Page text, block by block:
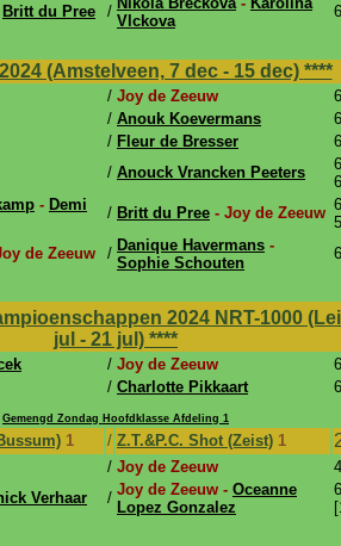
Britt du Pree /
Vlckova
(Amstelveen, 7 dec - 15 dec) ****
/ Joy de Zeeuw
/ Anouk Koevermans
/ Fleur de Bresser
/ Anouck Vrancken Peeters
- Demi
/ Britt du Pree - Joy de Zeeuw
de Zeeuw / Danique Havermans -
Sophie Schouten
2024 NRT-1000
jul - 21 jul) ****
/ Joy de Zeeuw
/ Charlotte Pikkaart
Gemengd Zondag Hoofdklasse Afdeling 1
1 / Z.T.&P.C. Shot (Zeist) 1
/ Joy de Zeeuw
Verhaar / Joy de Zeeuw - Oceanne
Lopez Gonzalez